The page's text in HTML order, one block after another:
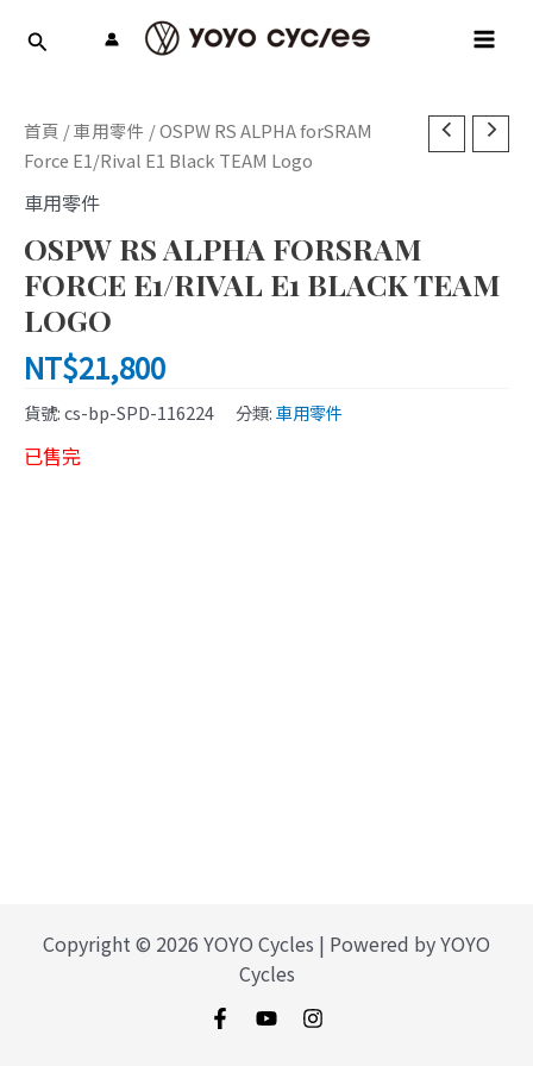
首頁 /車用零件 / OSPW RS ALPHA forSRAM
Force E1/Rival E1 Black TEAM Logo
車用零件
OSPW RS ALPHA FORSRAM
FORCE E1/RIVAL E1 BLACK TEAM
LOGO
NT$21,800
貨號:cs-bp-SPD-116224 分類:車用零件
已售完
Copyright © 2026 YOYO Cycles | Powered by YOYO
Cycles